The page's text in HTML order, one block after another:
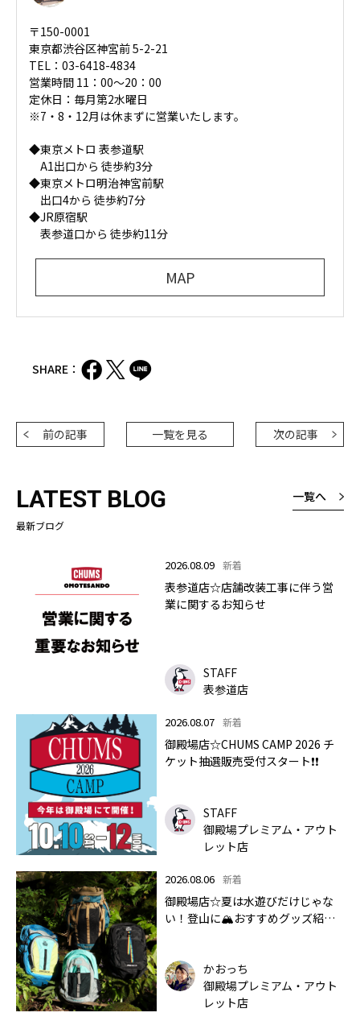
〒150-0001
東京都渋谷区神宮前 5-2-21
TEL：03-6418-4834
営業時間 11：00～20：00
定休日：毎月第2水曜日
※7・8・12月は休まずに営業いたします。
◆東京メトロ 表参道駅
A1出口から 徒歩約3分
◆東京メトロ明治神宮前駅
出口4から 徒歩約7分
◆JR原宿駅
表参道口から 徒歩約11分
MAP
SHARE：
前の記事 一覧を見る 次の記事
LATEST BLOG
最新ブログ
一覧へ
2026.08.09 新着
表参道店☆店舗改装工事に伴う営
業に関するお知らせ
STAFF
表参道店
2026.08.07 新着
御殿場店☆CHUMS CAMP 2026 チ
ケット抽選販売受付スタート❗❗
STAFF
御殿場プレミアム・アウト
レット店
2026.08.06 新着
御殿場店☆夏は水遊びだけじゃな
い！登山に🏔おすすめグッズ紹介
かおっち
御殿場プレミアム・アウト
レット店